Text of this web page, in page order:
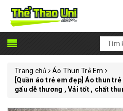
Trang chủ
Áo Thun Trẻ Em
[Quần áo trẻ em đẹp] Áo thun
gấu dễ thương , Vải tốt , chất